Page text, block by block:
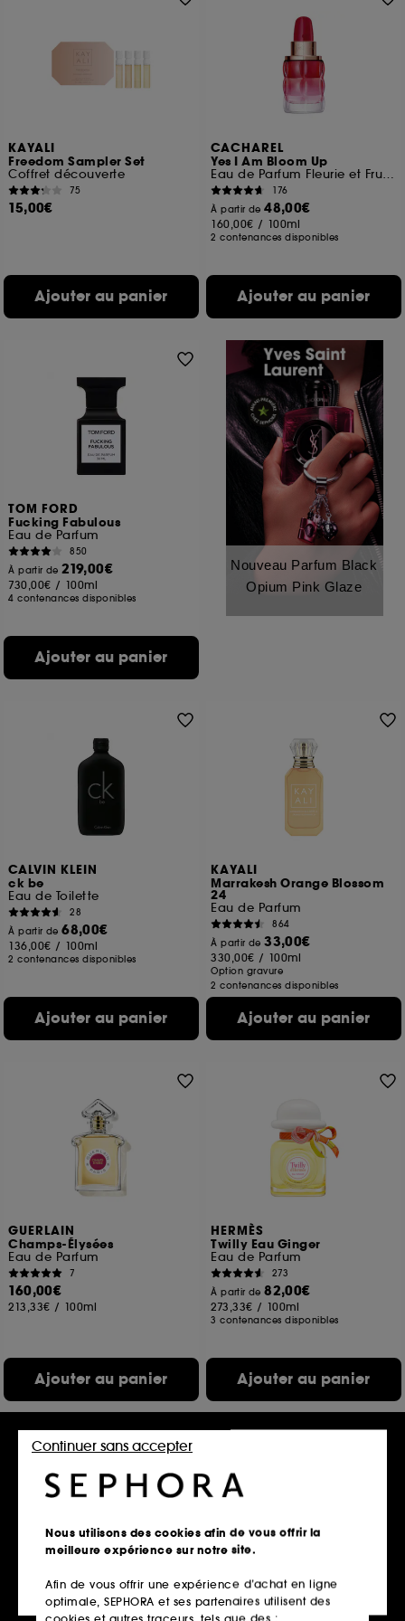
KAYALI
Freedom Sampler Set
Coffret découverte
75
15,00€
Ajouter au panier
CACHAREL
Yes I Am Bloom Up
Eau de Parfum Fleurie et Fruitée
176
À partir de48,00€
160,00€ / 100ml
2 contenances disponibles
Ajouter au panier
TOM FORD
Fucking Fabulous
Eau de Parfum
850
À partir de219,00€
730,00€ / 100ml
4 contenances disponibles
Ajouter au panier
Nouveau Parfum Black
Opium Pink Glaze
CALVIN KLEIN
ck be
Eau de Toilette
28
À partir de68,00€
136,00€ / 100ml
2 contenances disponibles
Ajouter au panier
KAYALI
Marrakesh Orange Blossom
24
Eau de Parfum
864
À partir de33,00€
330,00€ / 100ml
Option gravure
2 contenances disponibles
Ajouter au panier
GUERLAIN
Champs-Élysées
Eau de Parfum
7
160,00€
213,33€ / 100ml
Ajouter au panier
HERMÈS
Twilly Eau Ginger
Eau de Parfum
273
À partir de82,00€
273,33€ / 100ml
3 contenances disponibles
Ajouter au panier
YVES SAINT LAURENT
Opium
Eau de Toilette
Offre fidélité web
CHLOÉ
Chloé Nomade Jasmin
Naturel
Nous utilisons des cookies afin de vous offrir la
meilleure expérience sur notre site.
Afin de vous offrir une expérience d’achat en ligne
optimale, SEPHORA et ses partenaires utilisent des
cookies et autres traceurs, tels que des :
Continuer sans accepter